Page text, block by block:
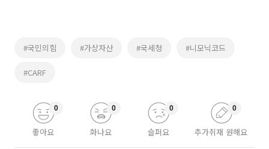
#국민의힘 #가상자산 #국세청 #니모닉코드
#CARF
좋아요
0
화나요
0
슬퍼요
0
추가취재 원해요
0